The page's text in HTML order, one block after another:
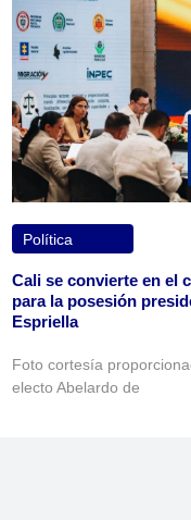
Política
Cali se convierte en el
para la posesión
Espriella
Foto cortesía
electo Abelardo de